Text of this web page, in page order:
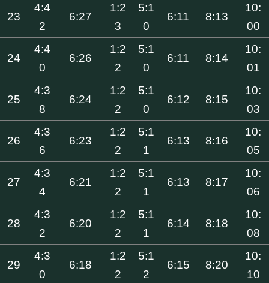
23
4:4
2
6:27
1:2
3
5:1
0
6:11 8:13
10:
00
24
4:4
0
6:26
1:2
2
5:1
0
6:11 8:14
10:
01
25
4:3
8
6:24
1:2
2
5:1
0
6:12 8:15
10:
03
26
4:3
6
6:23
1:2
2
5:1
1
6:13 8:16
10:
05
27
4:3
4
6:21
1:2
2
5:1
1
6:13 8:17
10:
06
28
4:3
2
6:20
1:2
2
5:1
1
6:14 8:18
10:
08
29
4:3
0
6:18
1:2
2
5:1
2
6:15 8:20
10:
10